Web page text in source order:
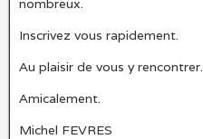
nombreux.
Inscrivez vous rapidement.
Au plaisir de vous y rencontrer.
Amicalement.
Michel FEVRES